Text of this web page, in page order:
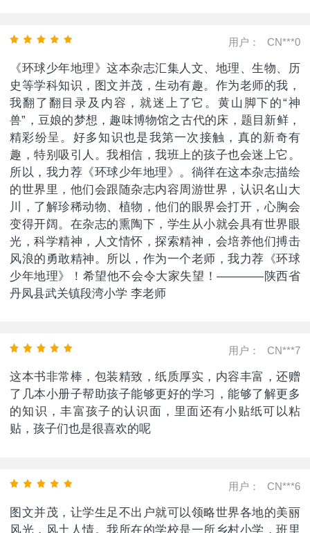
用户： CN***0
《环球少年地理》这本杂志汇集人文、地理、生物、历
史等学科知识，图文并茂，生动有趣。作为老师的我，
我翻了翻目录及内容，就迷上了它。黄山脚下的“神
兽”，豆娘的梦想，趣味博物馆之古代的床，题目新鲜，
精彩纷呈。好多知识也是我第一次接触，真的新奇有
趣，特别吸引人。我相信，我班上的孩子也会迷上它。
所以，我力荐《环球少年地理》。徜徉在这本杂志描绘
的世界里，他们会跟随杂志内容周游世界，认识名山大
川，了解珍稀动物、植物，他们的眼界会打开，心胸会
变得开阔。在杂志的熏陶下，学生从小就会具有世界眼
光，科学精神，人文情怀，探索精神，会培养他们搏击
风浪的勇敢精神。所以，作为一个老师，我力荐《环球
少年地理》！希望他不会令大家失望！————陕西省
丹凤县武关镇段湾小学 李老师
用户： CN***7
这本书非常棒，包装精致，纸质厚实，内容丰富，还赠
了几本小册子帮助孩子能够更好的学习，能够了解更多
的知识，丰富孩子的认识面，里面还有小贴纸可以粘
贴，孩子们也是很喜欢的呢
用户： CN***6
图文并茂，让学生足不出户就可以领略世界各地的美丽
风光，风土人情。我所在的学校是一所乡村小学，班里